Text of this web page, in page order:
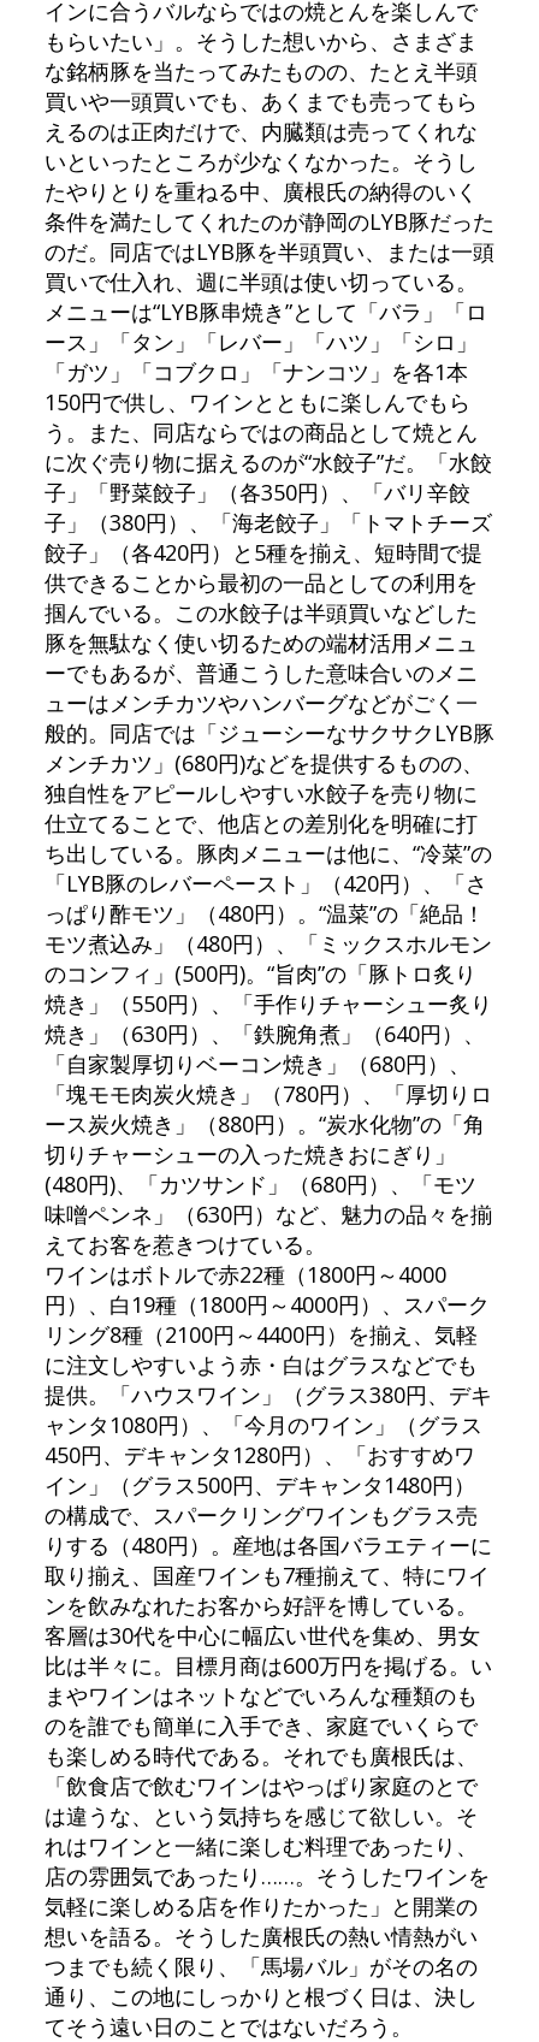
インに合うバルならではの焼とんを楽しんで
もらいたい」。そうした想いから、さまざま
な銘柄豚を当たってみたものの、たとえ半頭
買いや一頭買いでも、あくまでも売ってもら
えるのは正肉だけで、内臓類は売ってくれな
いといったところが少なくなかった。そうし
たやりとりを重ねる中、廣根氏の納得のいく
条件を満たしてくれたのが静岡のLYB豚だった
のだ。同店ではLYB豚を半頭買い、または一頭
買いで仕入れ、週に半頭は使い切っている。
メニューは“LYB豚串焼き”として「バラ」「ロ
ース」「タン」「レバー」「ハツ」「シロ」
「ガツ」「コブクロ」「ナンコツ」を各1本
150円で供し、ワインとともに楽しんでもら
う。また、同店ならではの商品として焼とん
に次ぐ売り物に据えるのが“水餃子”だ。「水餃
子」「野菜餃子」（各350円）、「バリ辛餃
子」（380円）、「海老餃子」「トマトチーズ
餃子」（各420円）と5種を揃え、短時間で提
供できることから最初の一品としての利用を
掴んでいる。この水餃子は半頭買いなどした
豚を無駄なく使い切るための端材活用メニュ
ーでもあるが、普通こうした意味合いのメニ
ューはメンチカツやハンバーグなどがごく一
般的。同店では「ジューシーなサクサクLYB豚
メンチカツ」(680円)などを提供するものの、
独自性をアピールしやすい水餃子を売り物に
仕立てることで、他店との差別化を明確に打
ち出している。豚肉メニューは他に、“冷菜”の
「LYB豚のレバーペースト」（420円）、「さ
っぱり酢モツ」（480円）。“温菜”の「絶品！
モツ煮込み」（480円）、「ミックスホルモン
のコンフィ」(500円)。“旨肉”の「豚トロ炙り
焼き」（550円）、「手作りチャーシュー炙り
焼き」（630円）、「鉄腕角煮」（640円）、
「自家製厚切りベーコン焼き」（680円）、
「塊モモ肉炭火焼き」（780円）、「厚切りロ
ース炭火焼き」（880円）。“炭水化物”の「角
切りチャーシューの入った焼きおにぎり」
(480円)、「カツサンド」（680円）、「モツ
味噌ペンネ」（630円）など、魅力の品々を揃
えてお客を惹きつけている。
ワインはボトルで赤22種（1800円～4000
円）、白19種（1800円～4000円）、スパーク
リング8種（2100円～4400円）を揃え、気軽
に注文しやすいよう赤・白はグラスなどでも
提供。「ハウスワイン」（グラス380円、デキ
ャンタ1080円）、「今月のワイン」（グラス
450円、デキャンタ1280円）、「おすすめワ
イン」（グラス500円、デキャンタ1480円）
の構成で、スパークリングワインもグラス売
りする（480円）。産地は各国バラエティーに
取り揃え、国産ワインも7種揃えて、特にワイ
ンを飲みなれたお客から好評を博している。
客層は30代を中心に幅広い世代を集め、男女
比は半々に。目標月商は600万円を掲げる。い
まやワインはネットなどでいろんな種類のも
のを誰でも簡単に入手でき、家庭でいくらで
も楽しめる時代である。それでも廣根氏は、
「飲食店で飲むワインはやっぱり家庭のとで
は違うな、という気持ちを感じて欲しい。そ
れはワインと一緒に楽しむ料理であったり、
店の雰囲気であったり……。そうしたワインを
気軽に楽しめる店を作りたかった」と開業の
想いを語る。そうした廣根氏の熱い情熱がい
つまでも続く限り、「馬場バル」がその名の
通り、この地にしっかりと根づく日は、決し
てそう遠い日のことではないだろう。